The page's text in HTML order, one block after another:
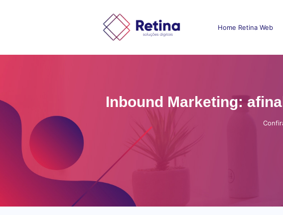
Home Retina Web
Inbound Marketing: